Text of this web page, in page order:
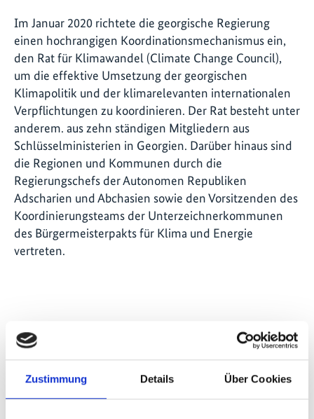
Zustimmung Details Über Cookies
Im Januar 2020 richtete die georgische Regierung
einen hochrangigen Koordinationsmechanismus ein,
den Rat für Klimawandel (Climate Change Council),
um die effektive Umsetzung der georgischen
Klimapolitik und der klimarelevanten internationalen
Verpflichtungen zu koordinieren. Der Rat besteht unter
anderem. aus zehn ständigen Mitgliedern aus
Schlüsselministerien in Georgien. Darüber hinaus sind
die Regionen und Kommunen durch die
Regierungschefs der Autonomen Republiken
Adscharien und Abchasien sowie den Vorsitzenden des
Koordinierungsteams der Unterzeichnerkommunen
des Bürgermeisterpakts für Klima und Energie
vertreten.
Seite teilen
https://www.international-climate-
initiative.com/NEWS1766